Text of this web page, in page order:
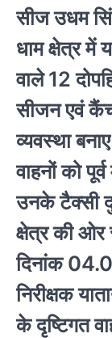
सीज उधम
धाम क्षेत्र में
वाले 12
सीजन एवं
व्यवस्था
वाहनों को
उनके टैक्सी
क्षेत्र की ओर
दिनांक
निरीक्षक
के दृष्टिगत